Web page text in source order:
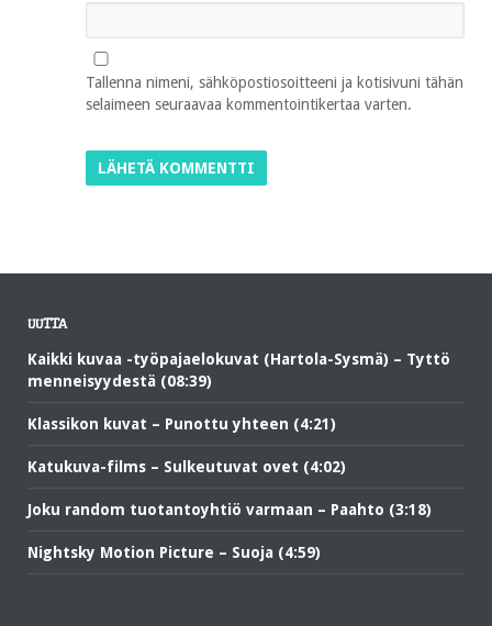
Tallenna nimeni, sähköpostiosoitteeni ja kotisivuni tähän
selaimeen seuraavaa kommentointikertaa varten.
UUTTA
Kaikki kuvaa -työpajaelokuvat (Hartola-Sysmä) – Tyttö
menneisyydestä (08:39)
Klassikon kuvat – Punottu yhteen (4:21)
Katukuva-films – Sulkeutuvat ovet (4:02)
Joku random tuotantoyhtiö varmaan – Paahto (3:18)
Nightsky Motion Picture – Suoja (4:59)